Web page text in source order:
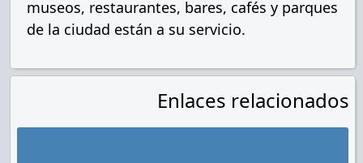
museos, restaurantes, bares, cafés y parques
de la ciudad están a su servicio.
Enlaces relacionados